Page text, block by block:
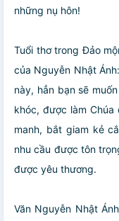
những nụ hôn!
Tuổi thơ trong Đảo
của Nguyễn Nhật
này, hẳn bạn sẽ
khóc, được làm
manh, bắt giam kẻ
nhu cầu được tôn
được yêu thương.
Văn Nguyễn Nhật